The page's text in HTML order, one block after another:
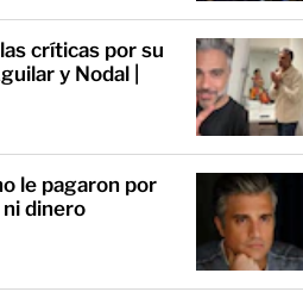
críticas por su
y Nodal |
le pagaron por
dinero